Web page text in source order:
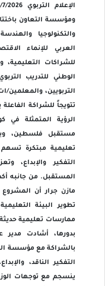
ومؤسسة التعاون
العربي للإنماء
للشراكات
الوطني للتدريب
التربويين،
تتويجاً للشراكة
الرؤية المتمثلة في
مستقبل فلسطين،
تعليمية مبتكرة
التفكير والإبداع،
المستقبل. من جانبه
مازن جرار أن المشروع
تطوير البيئة
ممارسات تعليمية
بدورها، أشادت
بالشراكة مع مؤسسة
التفكير الناقد،
ينسجم مع توجهات